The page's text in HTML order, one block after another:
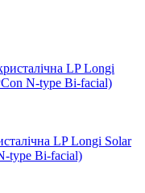
LP Longi Solar
type Bi-facial)